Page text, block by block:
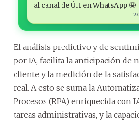
al canal de ÚH en WhatsApp 🤩
El análisis predictivo y de
por IA, facilita la anticipación de
cliente y la medición de la
real. A esto se suma la
Procesos (RPA) enriquecida con
tareas administrativas, y la